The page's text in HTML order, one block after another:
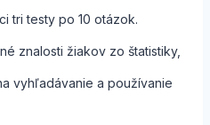
tri testy po 10 otázok.
znalosti žiakov zo štatistiky,
vyhľadávanie a používanie